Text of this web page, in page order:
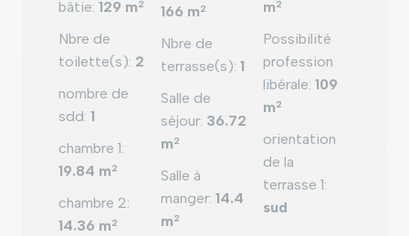
bâtie: 129 m2
Nbre de
toilette(s): 2
nombre de
sdd: 1
chambre 1:
19.84 m2
chambre 2:
14.36 m2
166 m2
Nbre de
terrasse(s): 1
Salle de
séjour: 36.72
m2
Salle à
manger: 14.4
m2
m2
Possibilité
profession
libérale: 109
m2
orientation
de la
terrasse 1:
sud